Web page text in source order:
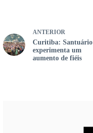
ANTERIOR
Curitiba: Santuário
experimenta um
aumento de fiéis